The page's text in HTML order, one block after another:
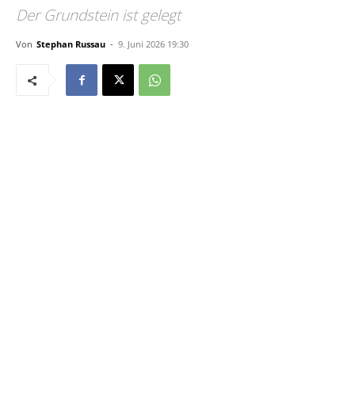
Der Grundstein ist gelegt
Von Stephan Russau - 9. Juni 2026 19:30